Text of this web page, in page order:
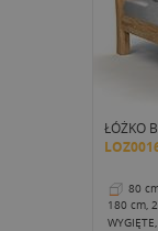
ŁÓŻKO
80
180 cm,
cm